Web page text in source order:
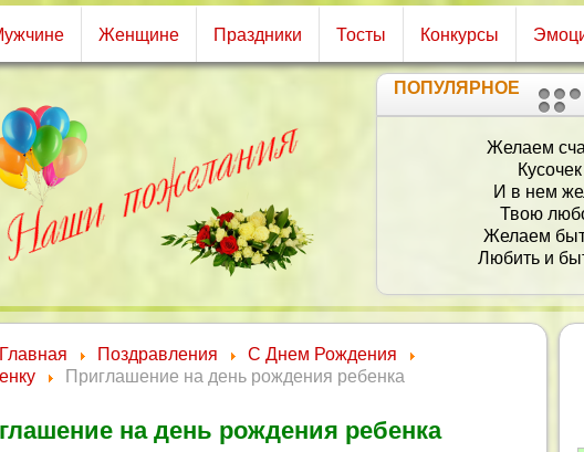
Женщине Праздники Тосты Конкурсы
1 2
2021
ПОПУЛЯРНОЕ
Желаем
И в нем
Твою
Желаем
Любить и
Главная Поздравления
С Днем Рождения
Приглашение на день рождения ребенка
на день рождения ребенка